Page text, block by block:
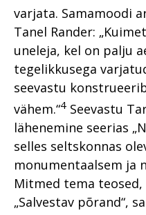
varjata. Samamoodi
Tanel Rander:
uneleja, kel on palju
tegelikkusega
seevastu
vähem.“4 Seevastu
lähenemine seerias
selles seltskonnas
monumentaalsem ja
Mitmed tema teosed,
„Salvestav põrand“,